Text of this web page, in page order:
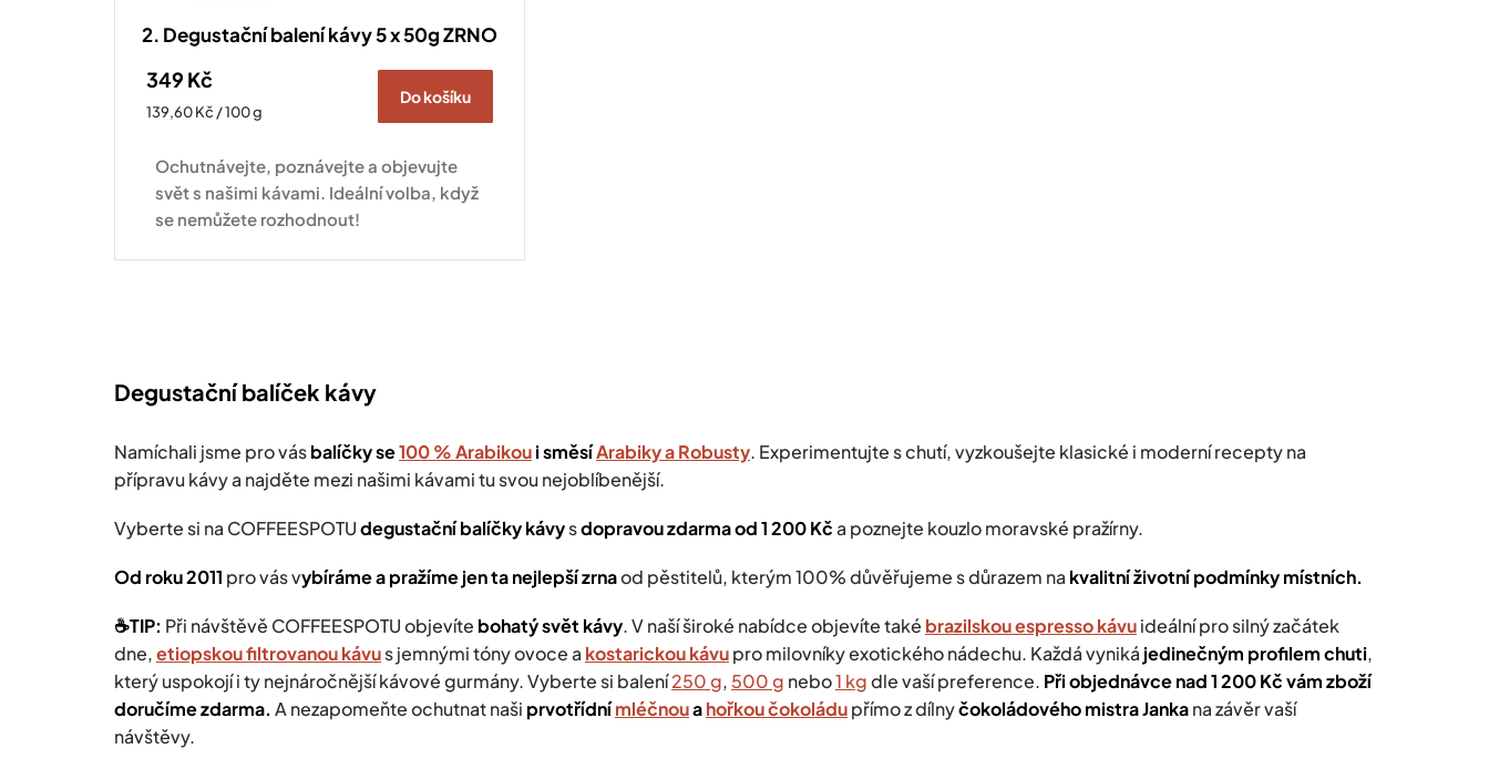
2. Degustační balení kávy 5 x 50g ZRNO
349 Kč
Měrná
139,60 Kč / 100 g
Do košíku
Ochutnávejte, poznávejte a objevujte
svět s našimi kávami. Ideální volba, když
se nemůžete rozhodnout!
p
k
y
ý
i
s
u
Degustační balíček kávy
Namíchali jsme pro vásbalíčky se100 % Arabikoui směsíArabiky a Robusty. Experimentujte s chutí, vyzkoušejte klasické i moderní recepty na
přípravu kávy a najděte mezi našimi kávami tu svou nejoblíbenější.
Vyberte si na COFFEESPOTUdegustační balíčky kávysdopravou zdarma od 1 200 Kča poznejte kouzlo moravské pražírny.
Od roku 2011 pro vás vybíráme a pražíme jen ta nejlepší zrnaod pěstitelů, kterým 100% důvěřujeme s důrazem na kvalitní životní podmínky místních.
☕️TIP: Při návštěvě COFFEESPOTU objevíte bohatý svět kávy.V naší široké nabídce objevíte také brazilskou espresso kávuideální pro silný začátek
dne,etiopskou filtrovanou kávus jemnými tóny ovoce a kostarickou kávupro milovníky exotického nádechu. Každá vyniká jedinečným profilem chuti,
který uspokojí i ty nejnáročnější kávové gurmány.Vyberte si balení250 g, 500 g nebo1 kgdle vaší preference. Při objednávce nad 1 200 Kč vám zboží
doručíme zdarma. A nezapomeňte ochutnat naši prvotřídnímléčnouahořkou čokoládupřímo z dílnyčokoládového mistra Jankana závěr vaší
návštěvy.